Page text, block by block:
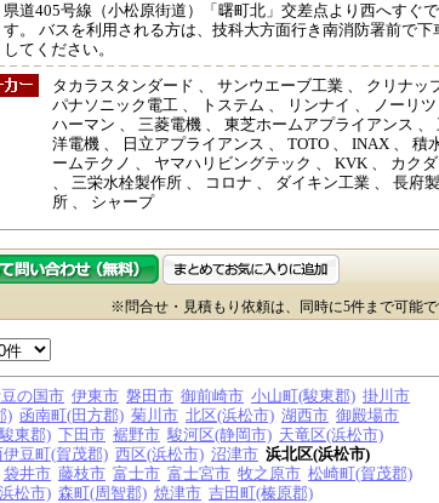
県道405号線（小松原街道）「曙町北」交差点より西へすぐで
す。 バスを利用される方は、技科大方面行き南消防署前で下
してください。
タカラスタンダード 、 サンウエーブ工業 、 クリナップ
パナソニック電工 、 トステム 、 リンナイ 、 ノーリツ
ハーマン 、 三菱電機 、 東芝ホームアプライアンス 、
洋電機 、 日立アプライアンス 、 TOTO 、 INAX 、 積
ームテクノ 、 ヤマハリビングテック 、 KVK 、 カクダ
、 三栄水栓製作所 、 コロナ 、 ダイキン工業 、 長府
所 、 シャープ
※問合せ・見積もり依頼は、同時に5件まで可能
の国市 伊東市 磐田市 御前崎市 小山町(駿東郡) 掛川市
) 函南町(田方郡) 菊川市 北区(浜松市) 湖西市 御殿場市
東郡) 下田市 裾野市 駿河区(静岡市) 天竜区(浜松市)
伊豆町(賀茂郡) 西区(浜松市) 沼津市 浜北区(浜松市)
袋井市 藤枝市 富士市 富士宮市 牧之原市 松崎町(賀茂郡)
松市) 森町(周智郡) 焼津市 吉田町(榛原郡)